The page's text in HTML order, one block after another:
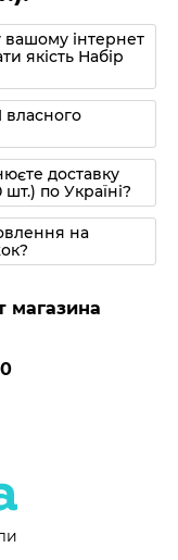
вашому інтернет
якість Набір
власного
доставку
по Україні?
на
магазина